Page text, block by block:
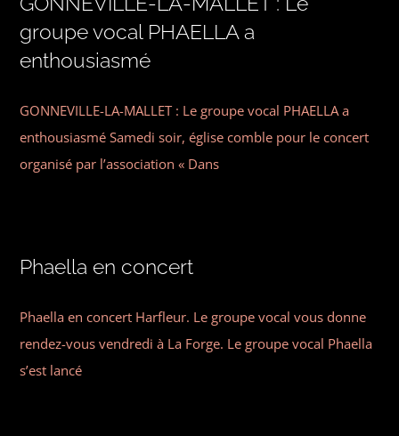
groupe vocal PHAELLA a
enthousiasmé
GONNEVILLE-LA-MALLET : Le groupe vocal PHAELLA a
enthousiasmé Samedi soir, église comble pour le concert
organisé par l’association « Dans
Phaella en concert
Phaella en concert Harfleur. Le groupe vocal vous donne
rendez-vous vendredi à La Forge. Le groupe vocal Phaella
s’est lancé